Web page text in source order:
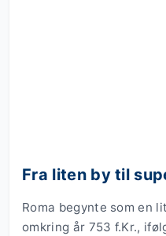
Fra liten by til
Roma begynte som en
omkring år 753 f.Kr.,